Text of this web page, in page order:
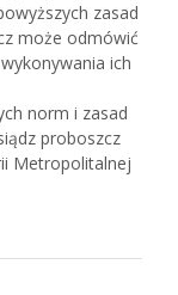
zasad
może odmówić
ich
norm i zasad
proboszcz
Metropolitalnej